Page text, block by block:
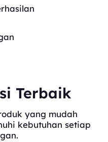
Terbaik
yang mudah
kebutuhan setiap